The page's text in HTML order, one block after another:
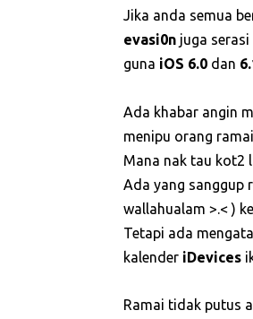
Jika anda semua
evasi0n juga
guna iOS 6.0 dan
Ada khabar angin
menipu orang
Mana nak tau kot2
Ada yang sanggup
wallahualam >.< )
Tetapi ada
kalender iDevices
Ramai tidak putus